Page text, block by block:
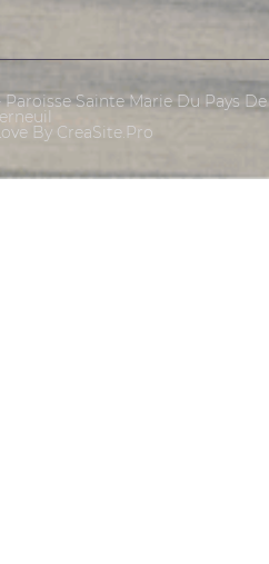
Sainte Marie Du Pays De
By CreaSite.Pro